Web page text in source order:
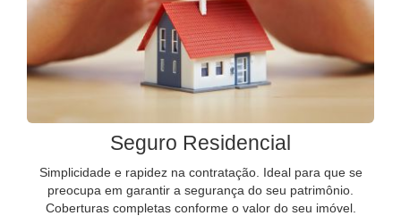
Seguro Residencial
Simplicidade e rapidez na contratação. Ideal para que se
preocupa em garantir a segurança do seu patrimônio.
Coberturas completas conforme o valor do seu imóvel.